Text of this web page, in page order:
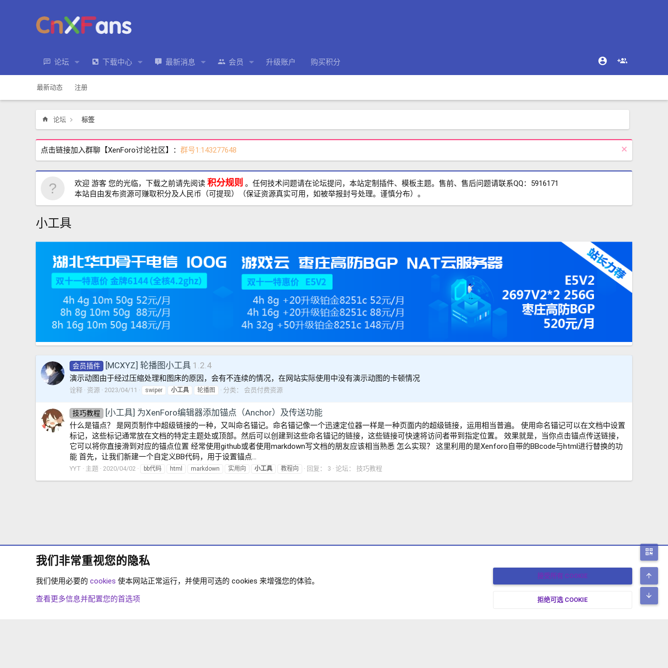
论坛 下载中心 最新消息 会员 升级账户 购买积分
最新动态 注册
论坛 标签
点击链接加入群聊【XenForo讨论社区】： 群号1:143277648
欢迎 游客 您的光临，下载之前请先阅读 积分规则 。任何技术问题请在论坛提问，本站定制插件、模板主题。售前、售后问题请联系QQ：5916171
本站自由发布资源可赚取积分及人民币（可提现）（保证资源真实可用，如被举报封号处理。谨慎分布）。
小工具
会员插件 [MCXYZ] 轮播图小工具 1.2.4
演示动图由于经过压缩处理和图床的原因，会有不连续的情况，在网站实际使用中没有演示动图的卡顿情况
诠释 资源 2023/04/11 swiper 小工具 轮播图 分类： 会员付费资源
技巧教程 [小工具] 为XenForo编辑器添加锚点（Anchor）及传送功能
什么是锚点？ 是网页制作中超级链接的一种，又叫命名锚记。命名锚记像一个迅速定位器一样是一种页面内的超级链接，运用相当普遍。 使用命名锚记可以在文档中设置
标记，这些标记通常放在文档的特定主题处或顶部。然后可以创建到这些命名锚记的链接，这些链接可快速将访问者带到指定位置。 效果就是，当你点击锚点传送链接，
它可以将你直接滑到对应的锚点位置 经常使用github或者使用markdown写文档的朋友应该相当熟悉 怎么实现？ 这里利用的是Xenforo自带的BBcode与html进行替换的功
能 首先，让我们新建一个自定义BB代码，用于设置锚点...
YYT 主题 2020/04/02 bb代码 html markdown 实用向 小工具 教程向 回复： 3 论坛： 技巧教程
我们非常重视您的隐私
我们使用必要的 cookies 使本网站正常运行，并使用可选的 cookies 来增强您的体验。
查看更多信息并配置您的首选项
接受所有 COOKIE
拒绝可选 COOKIE